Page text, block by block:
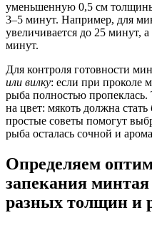
уменьшенную 0,5 см
3–5 минут. Например, для
увеличивается до 25 минут,
минут.
Для контроля готовности
или вилку: если при проколе
рыба полностью
на цвет: мякоть должна
простые советы помогут
рыба осталась сочной и
Определяем
запекания
разных толщин и